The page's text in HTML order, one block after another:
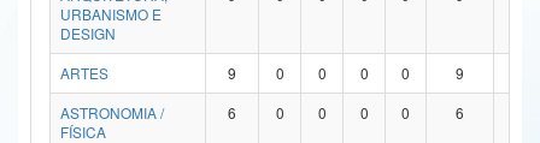
Ministério da Mulher, da Família e dos Direitos Humanos
Secretaria de Governo
URBANISMO E
DESIGN
ARTES 9 0 0 0 0 9
ASTRONOMIA /
FÍSICA
6 0 0 0 0 6